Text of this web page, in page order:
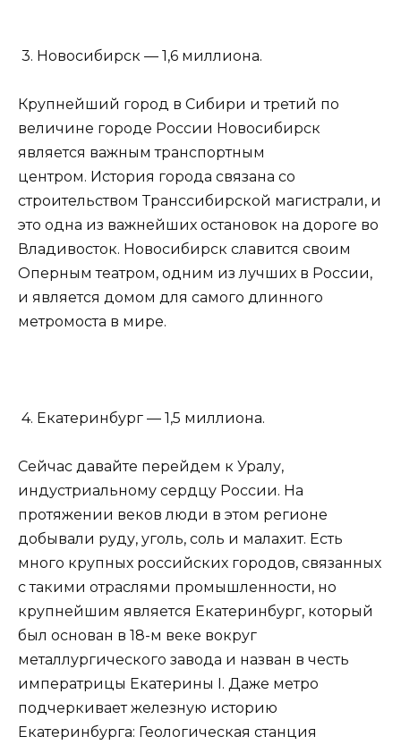
3. Новосибирск — 1,6 миллиона.
Крупнейший город в Сибири и третий по
величине городе России Новосибирск
является важным транспортным
центром. История города связана со
строительством Транссибирской магистрали, и
это одна из важнейших остановок на дороге во
Владивосток. Новосибирск славится своим
Оперным театром, одним из лучших в России,
и является домом для самого длинного
метромоста в мире.
4. Екатеринбург — 1,5 миллиона.
Сейчас давайте перейдем к Уралу,
индустриальному сердцу России. На
протяжении веков люди в этом регионе
добывали руду, уголь, соль и малахит. Есть
много крупных российских городов, связанных
с такими отраслями промышленности, но
крупнейшим является Екатеринбург, который
был основан в 18-м веке вокруг
металлургического завода и назван в честь
императрицы Екатерины I. Даже метро
подчеркивает железную историю
Екатеринбурга: Геологическая станция